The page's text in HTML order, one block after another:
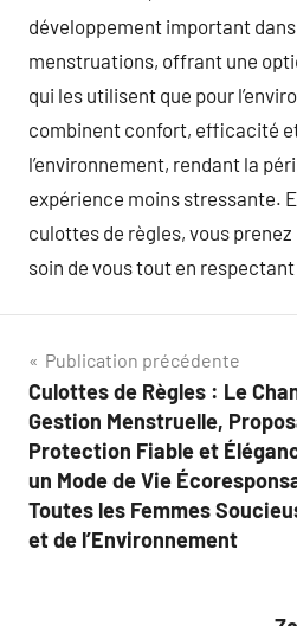
développement important
menstruations, offrant une
qui les utilisent que pour
combinent confort, efficacité
l’environnement, rendant la
expérience moins stressante.
culottes de règles, vous
soin de vous tout en
Navigation
de
l’article
Publication précédente
Culottes de Règles : Le
Gestion Menstruelle,
Protection Fiable et
un Mode de Vie
Toutes les Femmes
et de l’Environnement